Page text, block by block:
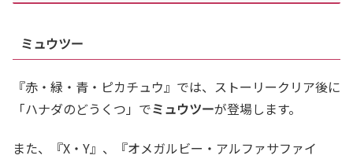
ミュウツー
『赤・緑・青・ピカチュウ』では、ストーリークリア後に
「ハナダのどうくつ」でミュウツーが登場します。
また、『X・Y』、『オメガルビー・アルファサファイ